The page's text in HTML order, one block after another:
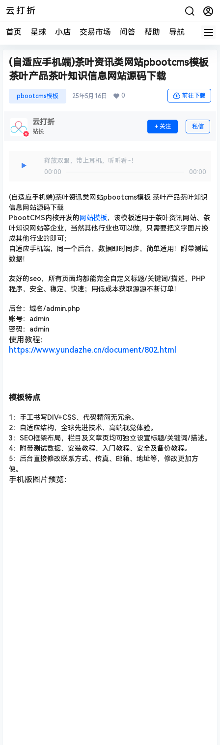
云打折
首页 星球 小店 交易市场 问答 帮助 导航 快报
(自适应手机端)茶叶资讯类网站pbootcms模板
茶叶产品茶叶知识信息网站源码下载
pbootcms模板 25年5月16日 0 前往下载
云打折
站长
关注 私信
释放双眼，带上耳机，听听看~！
00:00
00:00
(自适应手机端)茶叶资讯类网站pbootcms模板 茶叶产品茶叶知识
信息网站源码下载
PbootCMS内核开发的网站模板，该模板适用于茶叶资讯网站、茶
叶知识网站等企业，当然其他行业也可以做，只需要把文字图片换
成其他行业的即可；
自适应手机端，同一个后台，数据即时同步，简单适用！附带测试
数据！
友好的seo，所有页面均都能完全自定义标题/关键词/描述，PHP
程序，安全、稳定、快速；用低成本获取源源不断订单！
后台：域名/admin.php
账号：admin
密码：admin
使用教程：
https://www.yundazhe.cn/document/802.html
模板特点
1：手工书写DIV+CSS、代码精简无冗余。
2：自适应结构，全球先进技术，高端视觉体验。
3：SEO框架布局，栏目及文章页均可独立设置标题/关键词/描述。
4：附带测试数据、安装教程、入门教程、安全及备份教程。
5：后台直接修改联系方式、传真、邮箱、地址等，修改更加方
便。
手机版图片预览：